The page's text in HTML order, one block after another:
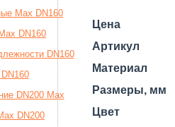
Max DN160
DN160
DN160
DN200 Max
DN200
Цена
Артикул
Материал
Размеры, мм
Цвет